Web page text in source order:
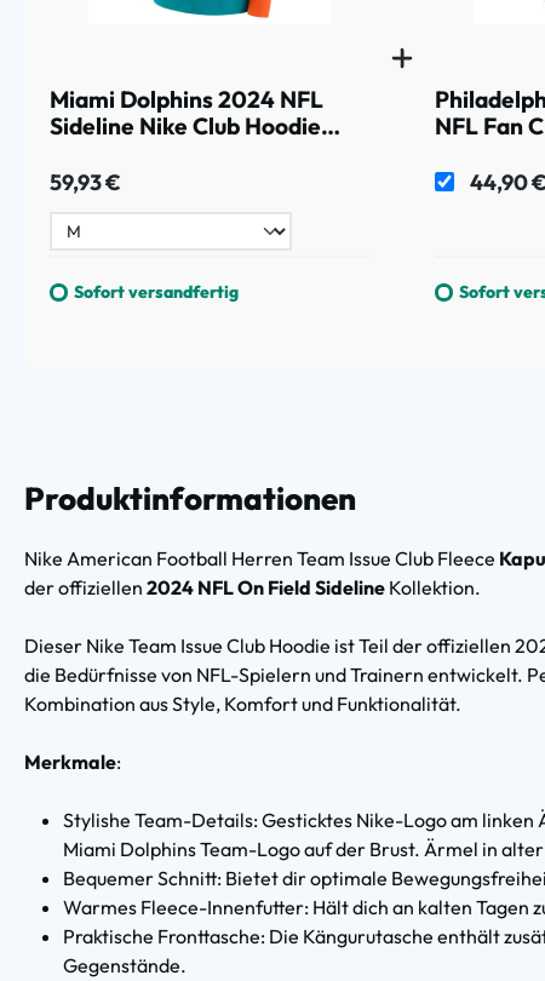
Miami Dolphins 2024 NFL
Sideline Nike Club Hoodie
59,93 €
Sofort versandfertig
NFL Fan
44,90 €
Sofort
Produktinformationen
Nike American Football Herren Team Issue Club Fleece
der offiziellen 2024 NFL On Field Sideline Kollektion.
Dieser Nike Team Issue Club Hoodie ist Teil der offiziellen
die Bedürfnisse von NFL-Spielern und Trainern entwickelt.
Kombination aus Style, Komfort und Funktionalität.
Merkmale:
Stylishe Team-Details: Gesticktes Nike-Logo am
Miami Dolphins Team-Logo auf der Brust. Ärmel in
Bequemer Schnitt: Bietet dir optimale
Warmes Fleece-Innenfutter: Hält dich an kalten Tagen
Praktische Fronttasche: Die Kängurutasche enthält
Gegenstände.